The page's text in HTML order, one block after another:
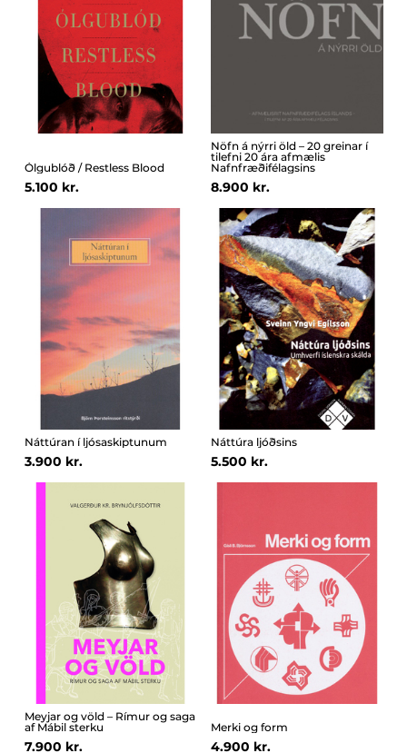
Ólgublóð / Restless Blood
5.100 kr.
Nöfn á nýrri öld – 20 greinar í
tilefni 20 ára afmælis
Nafnfræðifélagsins
8.900 kr.
Náttúran í ljósaskiptunum
3.900 kr.
Náttúra ljóðsins
5.500 kr.
Meyjar og völd – Rímur og saga
af Mábil sterku
7.900 kr.
Merki og form
4.900 kr.